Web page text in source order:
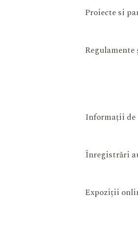
Proiecte si
Informații
Înregistrări
Expoziții